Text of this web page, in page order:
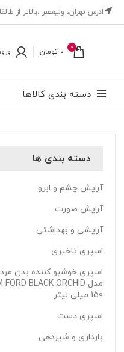
ادرس تهران، ‎وليعصر ،بالاتر از طالقاني ،كوچه گيلان،پلاک ۱،داروخانه شفا مركزي
0
0 تومان
دسته بندی کالاها
دسته بندی ها
آرایش چشم و ابرو
آرایش صورت
آرایشی و بهداشتی
اسپری تاخیری
اسپری خوشبو کننده بدن
150 میلی لیتر
اسپری دست
بارداری و شیردهی